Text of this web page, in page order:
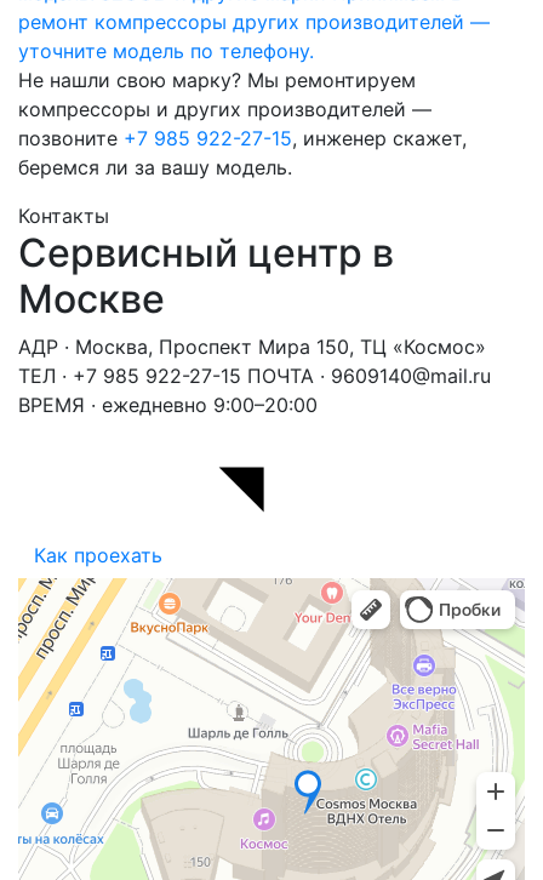
ремонт компрессоры других производителей —
уточните модель по телефону.
Не нашли свою марку? Мы ремонтируем
компрессоры и других производителей —
позвоните +7 985 922-27-15, инженер скажет,
беремся ли за вашу модель.
Контакты
Сервисный центр в
Москве
АДР · Москва, Проспект Мира 150, ТЦ «Космос»
ТЕЛ · +7 985 922-27-15 ПОЧТА · 9609140@mail.ru
ВРЕМЯ · ежедневно 9:00–20:00
Как проехать